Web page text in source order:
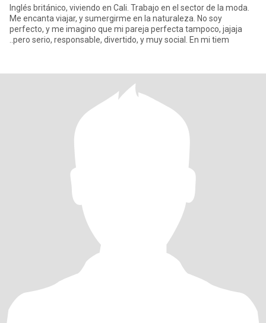
Inglés británico, viviendo en Cali. Trabajo en el sector de la moda.
Me encanta viajar, y sumergirme en la naturaleza. No soy
perfecto, y me imagino que mi pareja perfecta tampoco, jajaja
..pero serio, responsable, divertido, y muy social. En mi tiem